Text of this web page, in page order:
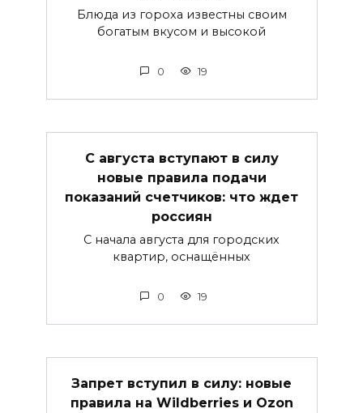
Блюда из гороха известны своим
богатым вкусом и высокой
0 19
С августа вступают в силу
новые правила подачи
показаний счетчиков: что ждет
россиян
С начала августа для городских
квартир, оснащённых
0 19
Запрет вступил в силу: новые
правила на Wildberries и Ozon